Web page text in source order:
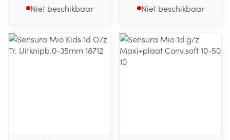
Niet beschikbaar Niet beschikbaar